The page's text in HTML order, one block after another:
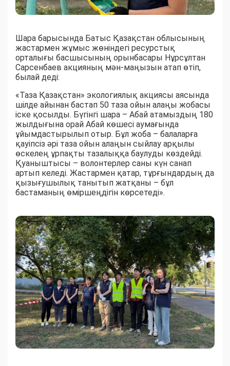
Шара барысында Батыс Қазақстан облысының
жастармен жұмыс жөніндегі ресурстық
орталығы басшысының орынбасары Нұрсұлтан
Сарсенбаев акцияның мән-маңызын атап өтіп,
былай деді:
«Таза Қазақстан» экологиялық акциясы аясында
шілде айынан бастап 50 таза ойын алаңы жобасы
іске қосылды. Бүгінгі шара – Абай атамыздың 180
жылдығына орай Абай көшесі аумағында
ұйымдастырылып отыр. Бұл жоба – балаларға
қауіпсіз әрі таза ойын алаңын сыйлау арқылы
өскелең ұрпақты тазалыққа баулуды көздейді.
Қуаныштысы – волонтерлер саны күн санап
артып келеді. Жастармен қатар, тұрғындардың да
қызығушылық танытып жатқаны – бұл
бастаманың өміршеңдігін көрсетеді».